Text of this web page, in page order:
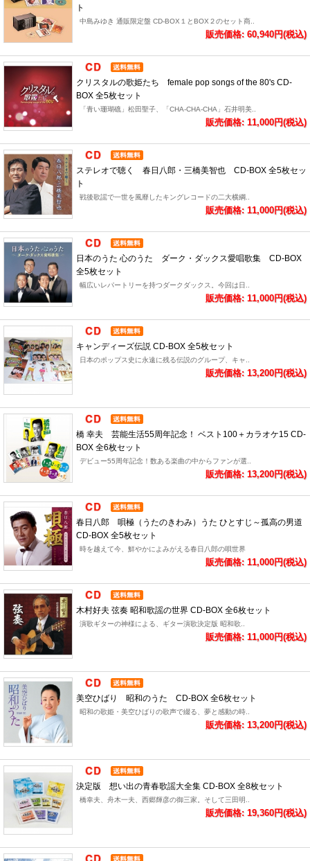
ト
中島みゆき 通販限定盤 CD-BOX１とBOX２のセット商..
販売価格: 60,940円(税込)
クリスタルの歌姫たち female pop songs of the 80's CD-
BOX 全5枚セット
「青い珊瑚礁」松田聖子、「CHA-CHA-CHA」石井明美..
販売価格: 11,000円(税込)
ステレオで聴く 春日八郎・三橋美智也 CD-BOX 全5枚セッ
ト
戦後歌謡で一世を風靡したキングレコードの二大横綱..
販売価格: 11,000円(税込)
日本のうた 心のうた ダーク・ダックス愛唱歌集 CD-BOX
全5枚セット
幅広いレパートリーを持つダークダックス。今回は日..
販売価格: 11,000円(税込)
キャンディーズ伝説 CD-BOX 全5枚セット
日本のポップス史に永遠に残る伝説のグループ、キャ..
販売価格: 13,200円(税込)
橋 幸夫 芸能生活55周年記念！ ベスト100＋カラオケ15 CD-
BOX 全6枚セット
デビュー55周年記念！数ある楽曲の中からファンが選..
販売価格: 13,200円(税込)
春日八郎 唄極（うたのきわみ）うた ひとすじ～孤高の男道
CD-BOX 全5枚セット
時を越えて今、鮮やかによみがえる春日八郎の唄世界
販売価格: 11,000円(税込)
木村好夫 弦奏 昭和歌謡の世界 CD-BOX 全6枚セット
演歌ギターの神様による、ギター演歌決定版 昭和歌..
販売価格: 11,000円(税込)
美空ひばり 昭和のうた CD-BOX 全6枚セット
昭和の歌姫・美空ひばりの歌声で綴る、夢と感動の時..
販売価格: 13,200円(税込)
決定版 想い出の青春歌謡大全集 CD-BOX 全8枚セット
橋幸夫、舟木一夫、西郷輝彦の御三家。そして三田明..
販売価格: 19,360円(税込)